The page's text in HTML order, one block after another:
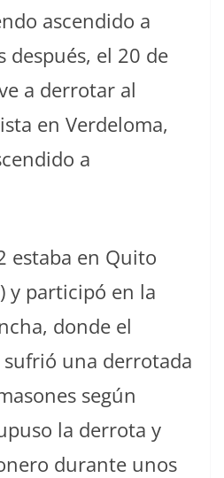
ascendido a
después, el 20 de
a derrotar al
en Verdeloma,
a
estaba en Quito
y participó en la
donde el
una derrotada
según
la derrota y
durante unos